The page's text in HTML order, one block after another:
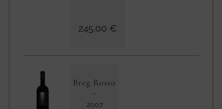
245,00 €
Breg Rosso
2007